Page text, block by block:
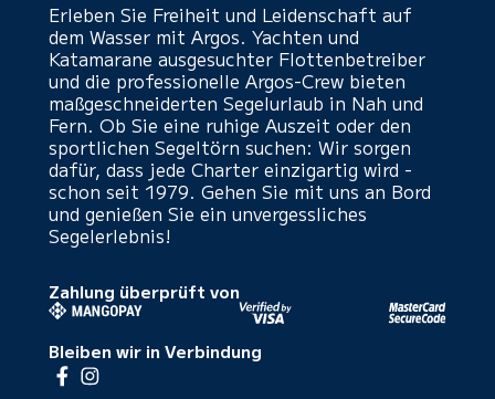
Erleben Sie Freiheit und Leidenschaft auf
dem Wasser mit Argos. Yachten und
Katamarane ausgesuchter Flottenbetreiber
und die professionelle Argos-Crew bieten
maßgeschneiderten Segelurlaub in Nah und
Fern. Ob Sie eine ruhige Auszeit oder den
sportlichen Segeltörn suchen: Wir sorgen
dafür, dass jede Charter einzigartig wird -
schon seit 1979. Gehen Sie mit uns an Bord
und genießen Sie ein unvergessliches
Segelerlebnis!
Zahlung überprüft von
Bleiben wir in Verbindung